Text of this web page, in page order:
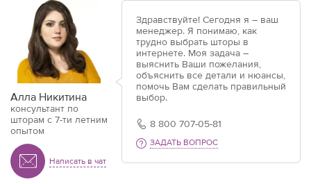
Алла Никитина
консультант по
шторам с 7-ти летним
опытом
Написать в чат
Здравствуйте! Сегодня я – ваш
менеджер. Я понимаю, как
трудно выбрать шторы в
интернете. Моя задача –
выяснить Ваши пожелания,
объяснить все детали и нюансы,
помочь Вам сделать правильный
выбор.
8 800 707-05-81
ЗАДАТЬ ВОПРОС